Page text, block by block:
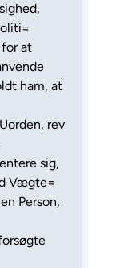
at
ham, at
rev
sig,
Vægte=
Person,